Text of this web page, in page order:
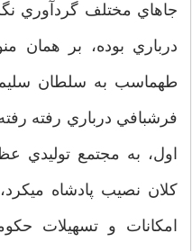
جاهاي مختلف گردآوري
درباري بوده، بر همان
طهماسب به سلطان
فرشبافي درباري رفته
اول، به مجتمع توليدي
كلان نصيب پادشاه
امكانات و تسهيلات